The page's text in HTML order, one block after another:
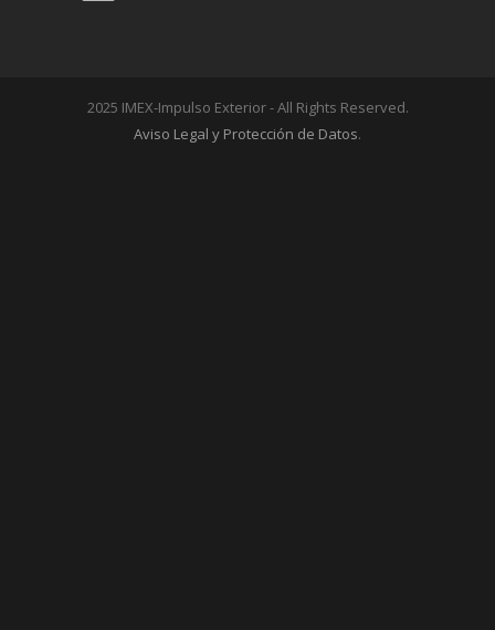
2025 IMEX-Impulso Exterior - All Rights Reserved.
Aviso Legal y Protección de Datos.